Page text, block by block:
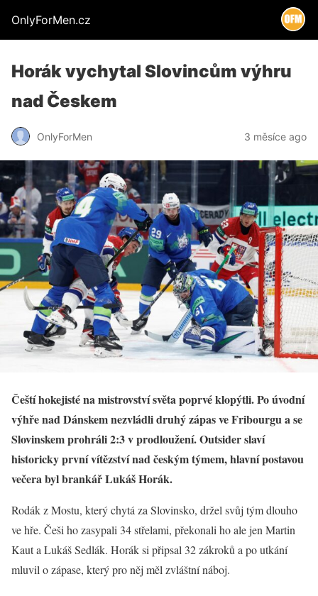
OnlyForMen.cz
Horák vychytal Slovincům výhru
nad Českem
OnlyForMen 3 měsíce ago
Čeští hokejisté na mistrovství světa poprvé klopýtli. Po úvodní
výhře nad Dánskem nezvládli druhý zápas ve Fribourgu a se
Slovinskem prohráli 2:3 v prodloužení. Outsider slaví
historicky první vítězství nad českým týmem, hlavní postavou
večera byl brankář Lukáš Horák.
Rodák z Mostu, který chytá za Slovinsko, držel svůj tým dlouho
ve hře. Češi ho zasypali 34 střelami, překonali ho ale jen Martin
Kaut a Lukáš Sedlák. Horák si připsal 32 zákroků a po utkání
mluvil o zápase, který pro něj měl zvláštní náboj.